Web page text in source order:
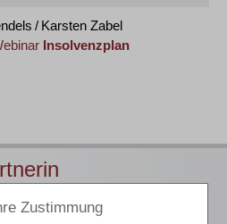
/ Karsten Zabel
Insolvenzplan
Veranstaltungen wenden Sie